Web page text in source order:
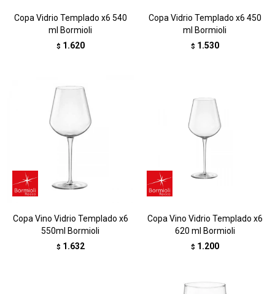
Copa Vidrio Templado x6 540
ml Bormioli
$ 1.620
Copa Vidrio Templado x6 450
ml Bormioli
$ 1.530
Copa Vino Vidrio Templado x6
550ml Bormioli
$ 1.632
Copa Vino Vidrio Templado x6
620 ml Bormioli
$ 1.200